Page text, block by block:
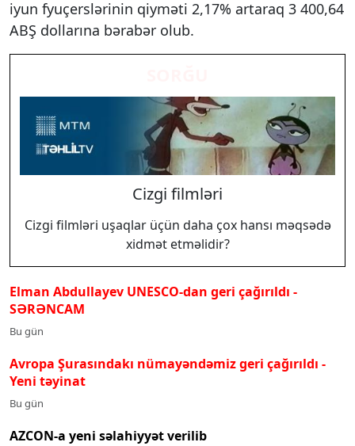
iyun fyuçerslərinin qiyməti 2,17% artaraq 3 400,64
ABŞ dollarına bərabər olub.
Cizgi filmləri
Cizgi filmləri uşaqlar üçün daha çox hansı məqsədə
xidmət etməlidir?
Elman Abdullayev UNESCO-dan geri çağırıldı -
SƏRƏNCAM
Bu gün
Avropa Şurasındakı nümayəndəmiz geri çağırıldı -
Yeni təyinat
Bu gün
AZCON-a yeni səlahiyyət verilib